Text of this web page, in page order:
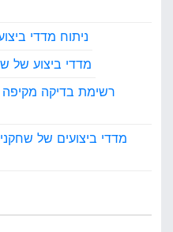
ניתוח מדדי
מדדי ביצוע של
רשימת בדיקה מקיפה
מדדי ביצועים של